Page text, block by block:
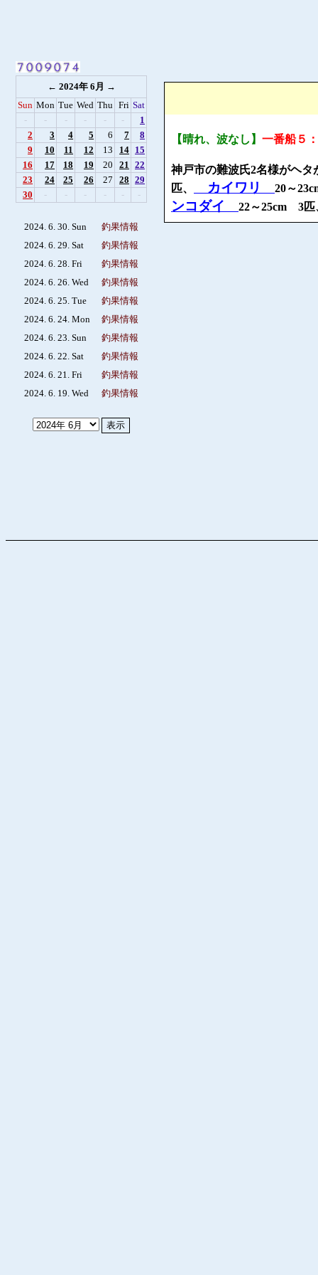
← 2024年 6月 →
Sun Mon Tue Wed Thu Fri Sat
-
- - - - -
1
2
3 4 5 6 7
8
9
10 11 12 13 14 15
16
17 18 19 20 21 22
23
24 25 26 27 28 29
30
- - - - - -
2024. 6. 30. Sun
釣果情報
2024. 6. 29. Sat
釣果情報
2024. 6. 28. Fri
釣果情報
2024. 6. 26. Wed
釣果情報
2024. 6. 25. Tue
釣果情報
2024. 6. 24. Mon
釣果情報
2024. 6. 23. Sun
釣果情報
2024. 6. 22. Sat
釣果情報
2024. 6. 21. Fri
釣果情報
2024. 6. 19. Wed
釣果情報
【晴れ、波なし】 一番船５
神戸市の難波氏2名様がヘタ
匹、
カイワリ 20～
ンコダイ 22～25cm 3匹